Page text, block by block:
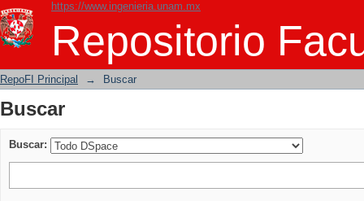
https://www.ingenieria.unam.mx
Repositorio
Buscar
RepoFI Principal → Buscar
Buscar
Buscar: